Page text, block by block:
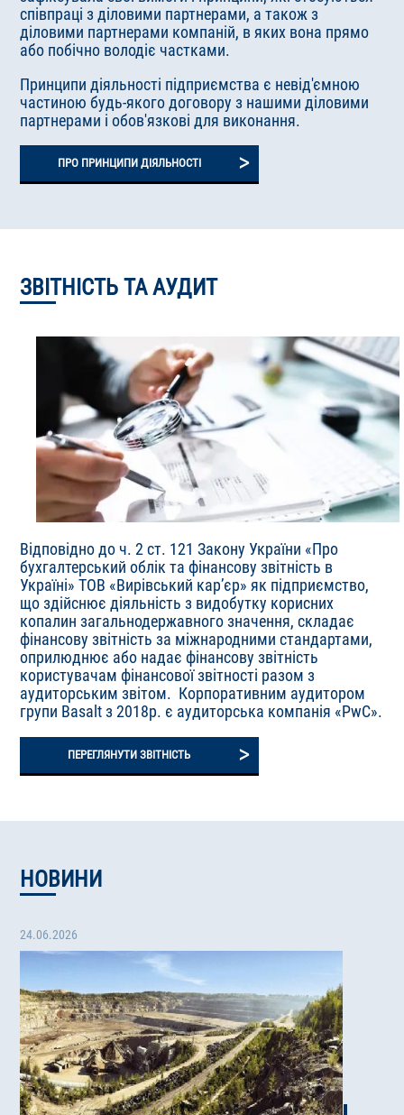
співпраці з діловими партнерами, а також з
діловими партнерами компаній, в яких вона прямо
або побічно володіє частками.
Принципи діяльності підприємства є невід'ємною
частиною будь-якого договору з нашими діловими
партнерами і обов'язкові для виконання.
ПРО ПРИНЦИПИ ДІЯЛЬНОСТІ >
ЗВІТНІСТЬ ТА АУДИТ
Відповідно до ч. 2 ст. 121 Закону України «Про
бухгалтерський облік та фінансову звітність в
Україні» ТОВ «Вирівський кар’єр» як підприємство,
що здійснює діяльність з видобутку корисних
копалин загальнодержавного значення, складає
фінансову звітність за міжнародними стандартами,
оприлюднює або надає фінансову звітність
користувачам фінансової звітності разом з
аудиторським звітом. Корпоративним аудитором
групи Basalt з 2018р. є аудиторська компанія «PwC».
ПЕРЕГЛЯНУТИ ЗВІТНІСТЬ >
НОВИНИ
24.06.2026